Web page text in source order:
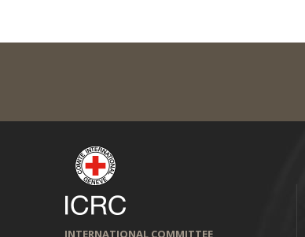
INTERNATIONAL COMMITTEE